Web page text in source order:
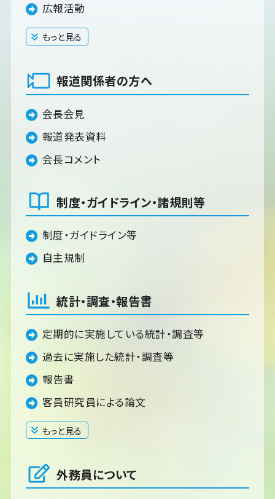
広報活動
もっと見る
閉じる
報道関係者の方へ
会長会見
報道発表資料
会長コメント
制度・ガイドライン・諸規則等
制度・ガイドライン等
自主規制
統計・調査・報告書
定期的に実施している統計・調査等
過去に実施した統計・調査等
報告書
客員研究員による論文
もっと見る
閉じる
外務員について